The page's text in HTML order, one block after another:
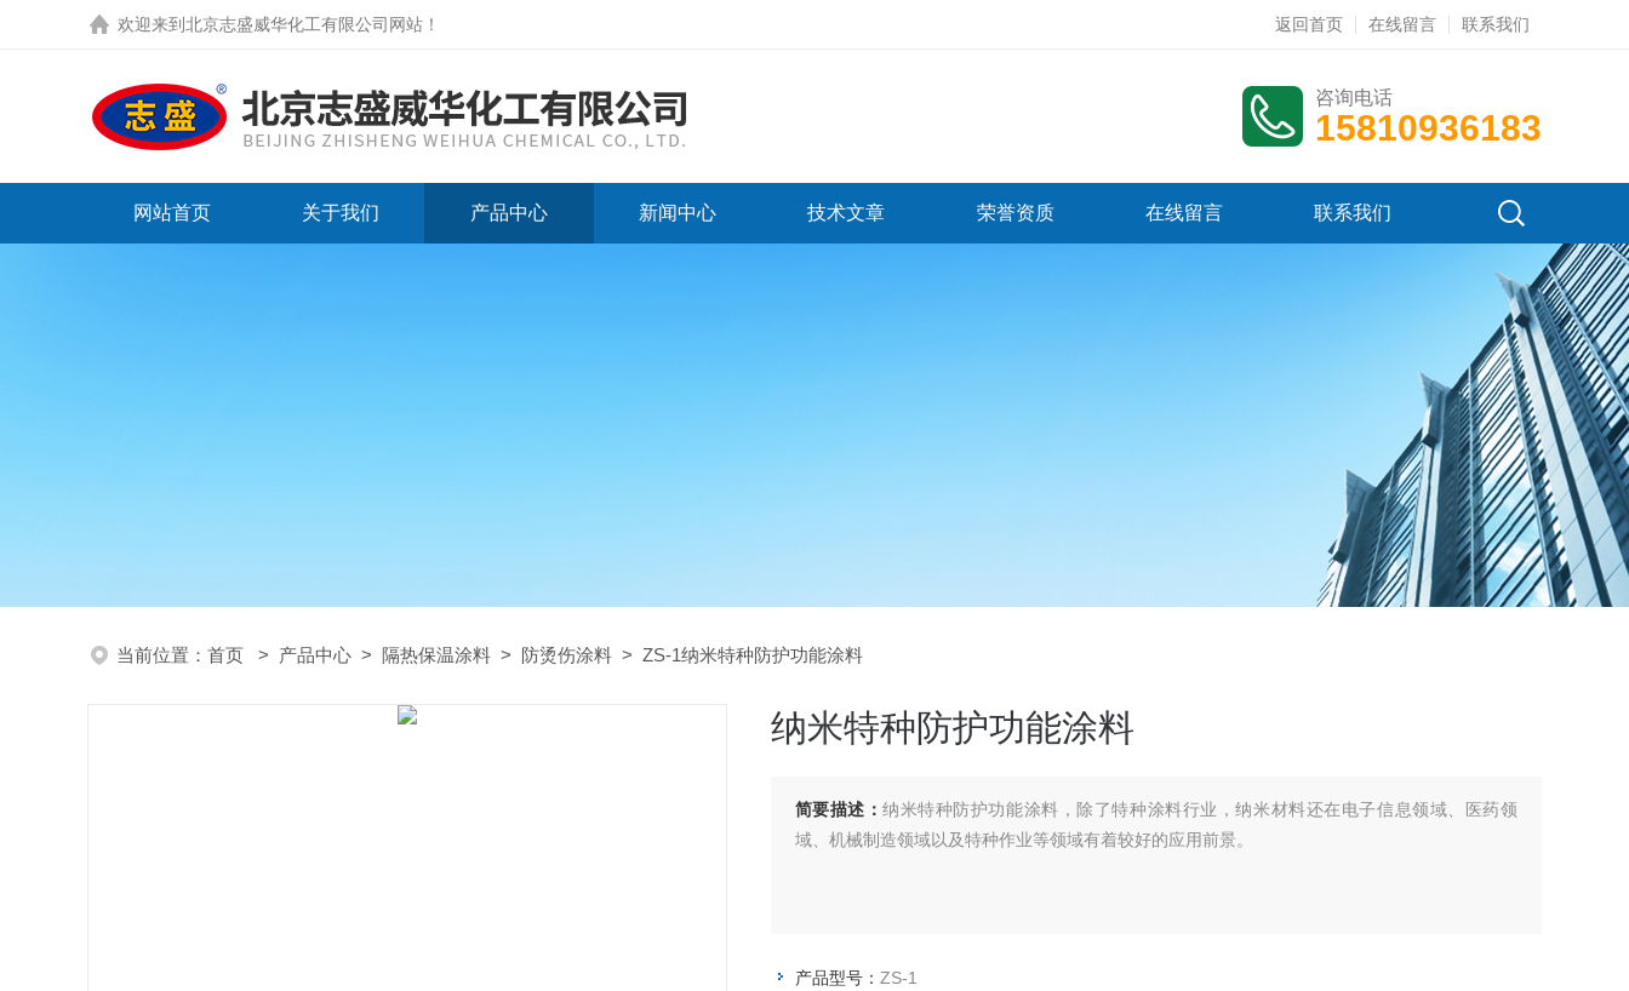
欢迎来到 北京志盛威华化工有限公司网站 ！ 返回首页 在线留言 联系我们
咨询电话
15810936183
网站首页 关于我们 产品中心 新闻中心 技术文章 荣誉资质 在线留言 联系我们
当前位置： 首页 > 产品中心 > 隔热保温涂料 > 防烫伤涂料 > ZS-1纳米特种防护功能涂料
纳米特种防护功能涂料
简要描述： 纳米特种防护功能涂料，除了特种涂料行业，纳米材料还在电子信息领域、医药领
域、机械制造领域以及特种作业等领域有着较好的应用前景。
产品型号： ZS-1